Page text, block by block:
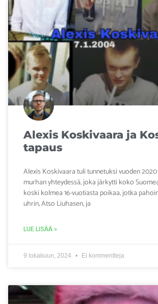
Alexis Koskivaara ja
tapaus
Alexis Koskivaara tuli tunnetuksi vuoden
murhan yhteydessä, joka järkytti koko
koski kolmea 16-vuotiasta poikaa, jotka
uhrin, Atso Liuhasen, ja
LUE LISÄÄ »
9 lokakuun, 2024 Ei kommentteja